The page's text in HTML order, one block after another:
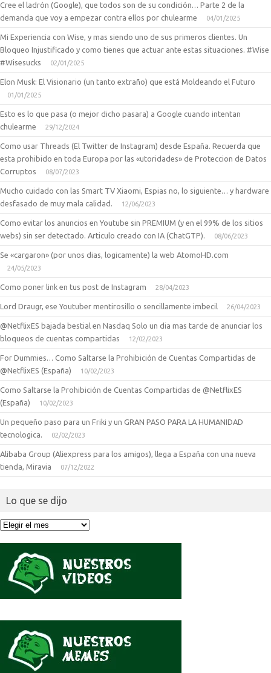
Cree el ladrón (Google), que todos son de su condición… Parte 2 de la
demanda que voy a empezar contra ellos por chulearme
04/01/2025
Mi Experiencia con Wise, y mas siendo uno de sus primeros clientes. Un
Bloqueo Injustificado y como tienes que actuar ante estas situaciones. #Wise
#Wisesucks
02/01/2025
Elon Musk: El Visionario (un tanto extraño) que está Moldeando el Futuro
01/01/2025
Esto es lo que pasa (o mejor dicho pasara) a Google cuando intentan
chulearme
29/12/2024
Como usar Threads (El Twitter de Instagram) desde España. Recuerda que
esta prohibido en toda Europa por las «utoridades» de Proteccion de Datos
Corruptos
08/07/2023
Mucho cuidado con las Smart TV Xiaomi, Espias no, lo siguiente… y hardware
desfasado de muy mala calidad.
12/06/2023
Como evitar los anuncios en Youtube sin PREMIUM (y en el 99% de los sitios
webs) sin ser detectado. Articulo creado con IA (ChatGTP).
08/06/2023
Se «cargaron» (por unos dias, logicamente) la web AtomoHD.com
24/05/2023
Como poner link en tus post de Instagram 28/04/2023
Lord Draugr, ese Youtuber mentirosillo o sencillamente imbecil 26/04/2023
@NetflixES bajada bestial en Nasdaq Solo un dia mas tarde de anunciar los
bloqueos de cuentas compartidas
12/02/2023
For Dummies… Como Saltarse la Prohibición de Cuentas Compartidas de
@NetflixES (España)
10/02/2023
Como Saltarse la Prohibición de Cuentas Compartidas de @NetflixES
(España)
10/02/2023
Un pequeño paso para un Friki y un GRAN PASO PARA LA HUMANIDAD
tecnologica.
02/02/2023
Alibaba Group (Aliexpress para los amigos), llega a España con una nueva
tienda, Miravia
07/12/2022
Lo que se dijo
Lo